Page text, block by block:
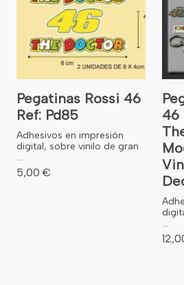
Pegatinas Rossi 46
Ref: Pd85
Adhesivos en impresión
digital, sobre vinilo de gran
...
5,00 €
46
...